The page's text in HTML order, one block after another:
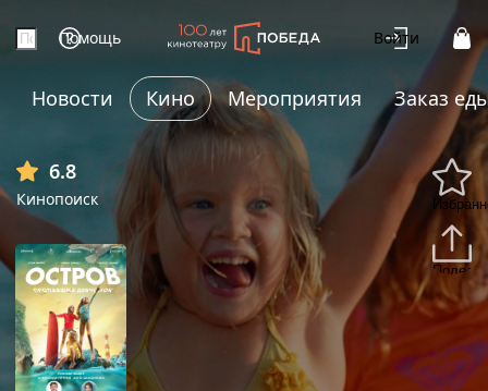
Помощь Войти
Новости Кино Мероприятия Заказ
6.8
Кинопоиск